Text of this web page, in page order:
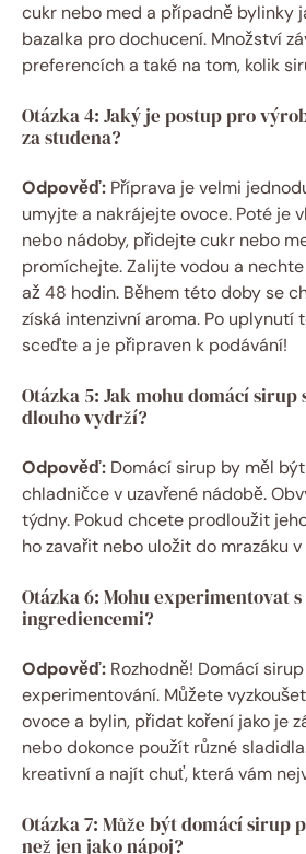
cukr nebo med a případně bylinky
bazalka pro dochucení. Množství
preferencích a také na tom, kolik
Otázka 4: Jaký je postup pro
za studena?
Odpověď: Příprava je velmi
umyjte a nakrájejte ovoce. Poté je
nebo nádoby, přidejte cukr nebo
promíchejte. Zalijte vodou a
až 48 hodin. Během této doby se
získá intenzivní aroma. Po uplynutí
sceďte a je připraven k podávání!
Otázka 5: Jak mohu domácí
dlouho vydrží?
Odpověď: Domácí sirup by měl
chladničce v uzavřené nádobě.
týdny. Pokud chcete prodloužit
ho zavařit nebo uložit do mrazáku
Otázka 6: Mohu experimentovat
ingrediencemi?
Odpověď: Rozhodně! Domácí
experimentování. Můžete
ovoce a bylin, přidat koření jako je
nebo dokonce použít různé
kreativní a najít chuť, která vám
Otázka 7: Může být domácí sirup
než jen jako nápoj?